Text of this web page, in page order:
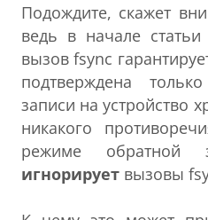
Подождите, скажет
ведь в начале
вызов fsync
подтверждена
записи на устройство
никакого
режиме обратной
игнорирует вызовы